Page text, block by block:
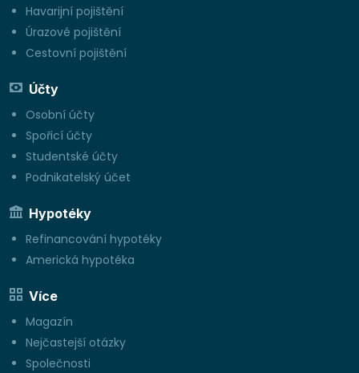
Havarijní pojištění
Úrazové pojištění
Cestovní pojištění
Účty
Osobní účty
Spořicí účty
Studentské účty
Podnikatelský účet
Hypotéky
Refinancování hypotéky
Americká hypotéka
Více
Magazín
Nejčastejší otázky
Společnosti